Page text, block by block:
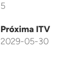
5
Próxima ITV
2029-05-30